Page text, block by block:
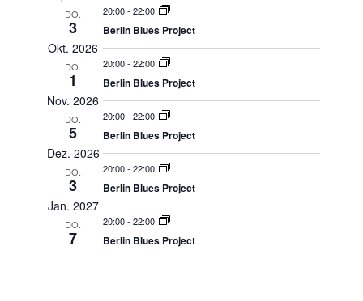
Ansichten,
Navigation
auswählen.
DO.
3
20:00-22:00
Berlin Blues Project
Okt. 2026
DO.
1
20:00-22:00
Berlin Blues Project
Nov. 2026
DO.
5
20:00-22:00
Berlin Blues Project
Dez. 2026
DO.
3
20:00-22:00
Berlin Blues Project
Jan. 2027
DO.
7
20:00-22:00
Berlin Blues Project